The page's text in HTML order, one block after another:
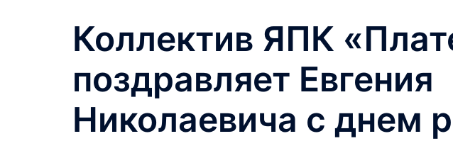
Коллектив ЯПК
поздравляет Евгения
Николаевича с днем